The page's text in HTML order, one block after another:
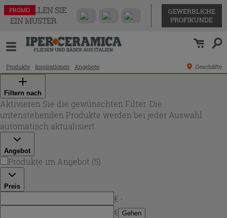
BESTELLEN SIE
EIN MUSTER
GEWERBLICHE
PROFIKUNDE
Produkte Inspirationen Angebote Geschäfte
Filtern nach
Aktivieren Sie die gewünschten Filter. Die
untenstehenden Produkte werden bei jeder Auswahl
automatisch aktualisiert.
Angebot
Produkte im Angebot (5)
Preis
€ -
€ Gehen
PROMO
PROMO
PROMO
PROMO
PROMO